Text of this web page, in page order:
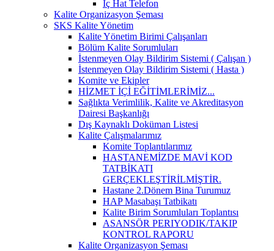
İç Hat Telefon
Kalite Organizasyon Şeması
SKS Kalite Yönetim
Kalite Yönetim Birimi Çalışanları
Bölüm Kalite Sorumluları
İstenmeyen Olay Bildirim Sistemi ( Çalışan )
İstenmeyen Olay Bildirim Sistemi ( Hasta )
Komite ve Ekipler
HİZMET İÇİ EĞİTİMLERİMİZ...
Sağlıkta Verimlilik, Kalite ve Akreditasyon
Dairesi Başkanlığı
Dış Kaynaklı Doküman Listesi
Kalite Çalışmalarımız
Komite Toplantılarımız
HASTANEMİZDE MAVİ KOD
TATBİKATI
GERÇEKLEŞTİRİLMİŞTİR.
Hastane 2.Dönem Bina Turumuz
HAP Masabaşı Tatbikatı
Kalite Birim Sorumluları Toplantısı
ASANSÖR PERIYODIK/TAKIP
KONTROL RAPORU
Kalite Organizasyon Şeması